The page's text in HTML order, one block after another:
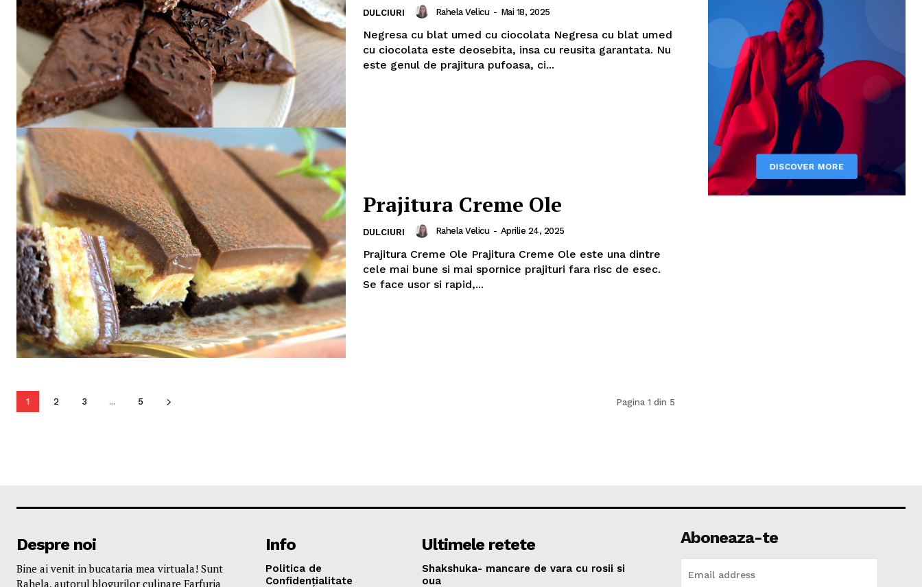
DULCIURI Rahela Velicu - Mai 18, 2025
Negresa cu blat umed cu ciocolata Negresa cu blat umed
cu ciocolata este deosebita, insa cu reusita garantata. Nu
este genul de prajitura pufoasa, ci...
Prajitura Creme Ole
DULCIURI Rahela Velicu - Aprilie 24, 2025
Prajitura Creme Ole Prajitura Creme Ole este una dintre
cele mai bune si mai spornice prajituri fara risc de esec.
Se face usor si rapid,...
1 2 3 ... 5 Pagina 1 din 5
Despre noi
Bine ai venit in bucataria mea virtuala! Sunt
Rahela, autorul blogurilor culinare Farfuria
Info
Politica de
Confidențialitate
Ultimele retete
Shakshuka- mancare de vara cu rosii si
oua
Aboneaza-te